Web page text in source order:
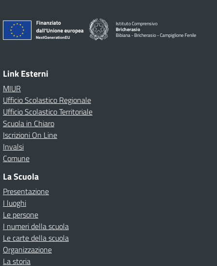
Istituto Comprensivo
Bricherasio
Bibiana - Bricherasio - Campiglione Fenile
Link Esterni
MIUR
Ufficio Scolastico Regionale
Ufficio Scolastico Territoriale
Scuola in Chiaro
Iscrizioni On Line
Invalsi
Comune
La Scuola
Presentazione
I luoghi
Le persone
I numeri della scuola
Le carte della scuola
Organizzazione
La storia